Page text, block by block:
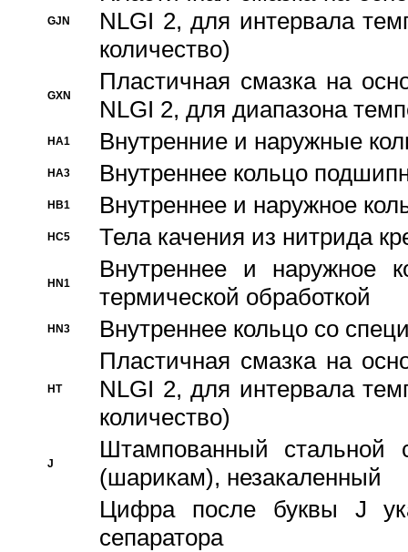
GJN
NLGI 2, для интервала
количество)
GXN
Пластичная смазка на
NLGI 2, для диапазона
HA1 Внутренние и наружные
HA3 Bнутреннее кольцо
HB1 Bнутреннее и наружное
HC5 Тела качения из нитрида
HN1
Bнутреннее и наружное
термической обработкой
HN3 Внутреннее кольцо со
HT
Пластичная смазка на
NLGI 2, для интервала
количество)
J
Штампованный стальной
(шарикам), незакаленный
Цифра после буквы J
сепаратора